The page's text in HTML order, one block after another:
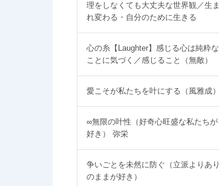
理をしなくても大丈夫な世界観／生ま
れ変わる・自分のために生きる
心の糸【Laughter】感じる心は純粋な
ことに気づく／感じること（無敵）
愛こそが私たちを叶にする（風雅成）
∞無限の叶性（好奇心旺盛な私たちが
好き） 弥栄
争いごとを未然に防ぐ（立派よりあり
のままが好き）